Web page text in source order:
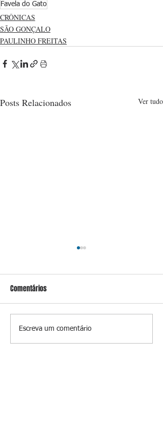
Favela do Gato
CRÔNICAS
SÃO GONÇALO
PAULINHO FREITAS
Posts Relacionados Ver tudo
Conceição
Comentários
Escreva um comentário